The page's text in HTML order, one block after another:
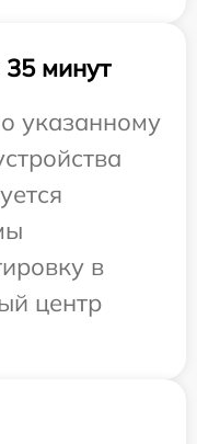
минут
указанному
в
центр